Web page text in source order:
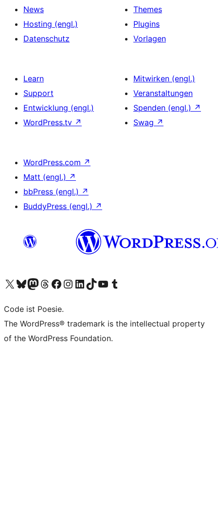
News
Hosting (engl.)
Datenschutz
Themes
Plugins
Vorlagen
Learn
Support
Entwicklung (engl.)
WordPress.tv ↗
Mitwirken (engl.)
Veranstaltungen
Spenden (engl.) ↗
Swag ↗
WordPress.com ↗
Matt (engl.) ↗
bbPress (engl.) ↗
BuddyPress (engl.) ↗
Unser X-Konto (früher Twitter) besuchen
Unser Bluesky-Konto besuchen
Unser Mastodon-Konto besuchen
Unser Threads-Konto besuchen
Unsere Facebook-Seite besuchen
Unser Instagram-Konto besuchen
Unser LinkedIn-Konto besuchen
Unser TikTok-Konto besuchen
Unseren YouTube-Kanal besuchen
Unser Tumblr-Konto besuchen
Code ist Poesie.
The WordPress® trademark is the intellectual property
of the WordPress Foundation.